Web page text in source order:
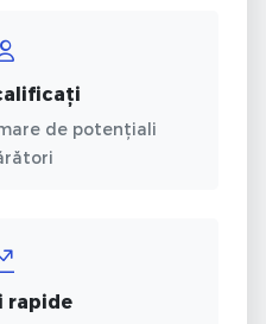
de potențiali
rapide